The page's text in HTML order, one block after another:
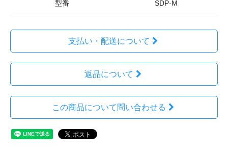
型番 SDP-M
支払い・配送について
返品について
この商品について問い合わせる